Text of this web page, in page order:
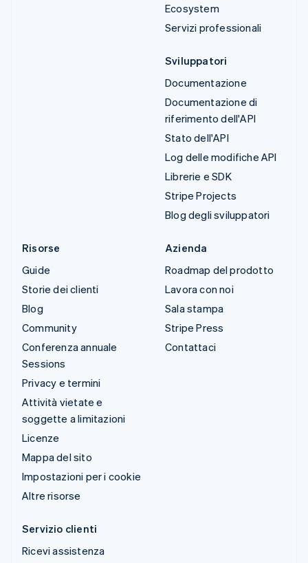
Ecosystem
Servizi professionali
Sviluppatori
Documentazione
Documentazione di
riferimento dell'API
Stato dell'API
Log delle modifiche API
Librerie e SDK
Stripe Projects
Blog degli sviluppatori
Risorse
Guide
Storie dei clienti
Blog
Community
Conferenza annuale
Sessions
Privacy e termini
Attività vietate e
soggette a limitazioni
Licenze
Mappa del sito
Impostazioni per i cookie
Altre risorse
Azienda
Roadmap del prodotto
Lavora con noi
Sala stampa
Stripe Press
Contattaci
Servizio clienti
Ricevi assistenza